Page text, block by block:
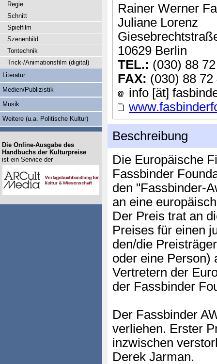
Rainer Werner
Juliane Lorenz
10629 Berlin
TEL.: (030) 88
FAX: (030) 88 72
info [ät]
Beschreibung
Die Europäische
Fassbinder
den "Fassbinder-
an eine
Der Preis trat an
Preises für einen
den/die
oder eine Person)
Vertretern der
der Fassbinder
Der Fassbinder
verliehen. Erster
inzwischen
Derek Jarman.
Regie
Schnitt
Spielfilm
Szenenbild
Tontechnik
Trick-/Animationsfilm (digital)
Literatur
Medien/Publizistik
Musik
Weitere (u.a. Politische Kultur)
Die Online-Ausgabe des
Handbuchs der Kulturpreise
ist ein Service der